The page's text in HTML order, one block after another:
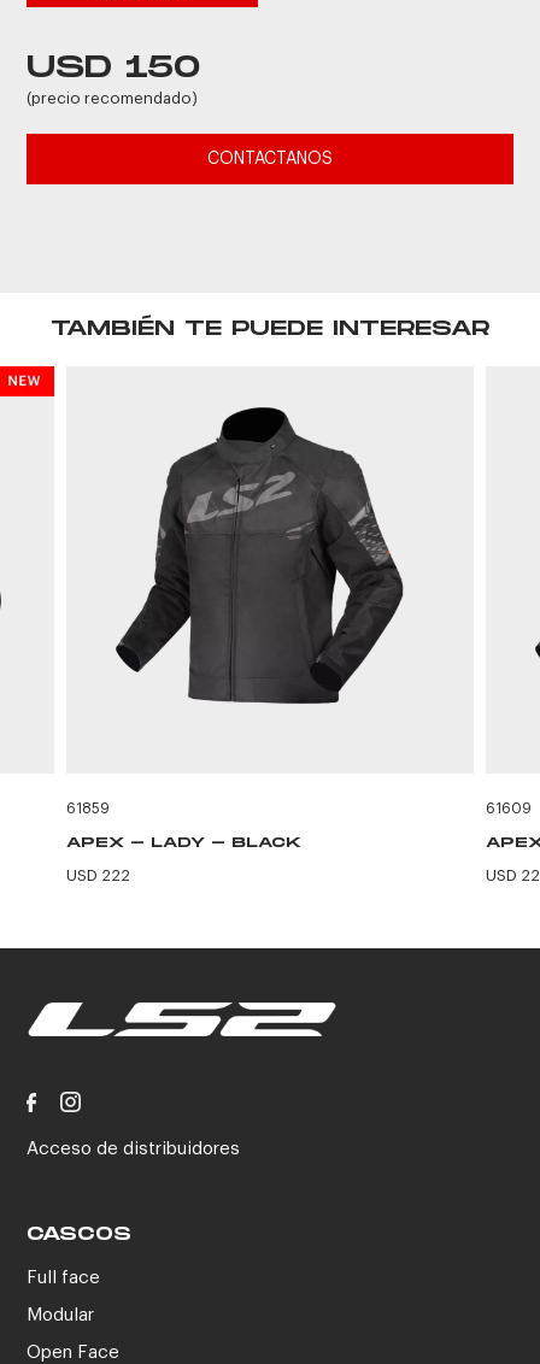
USD 150
(precio recomendado)
CONTACTANOS
TAMBIÉN TE PUEDE INTERESAR
61859
APEX - LADY - BLACK
USD 222
61609
USD
Acceso de distribuidores
CASCOS
Full face
Modular
Open Face